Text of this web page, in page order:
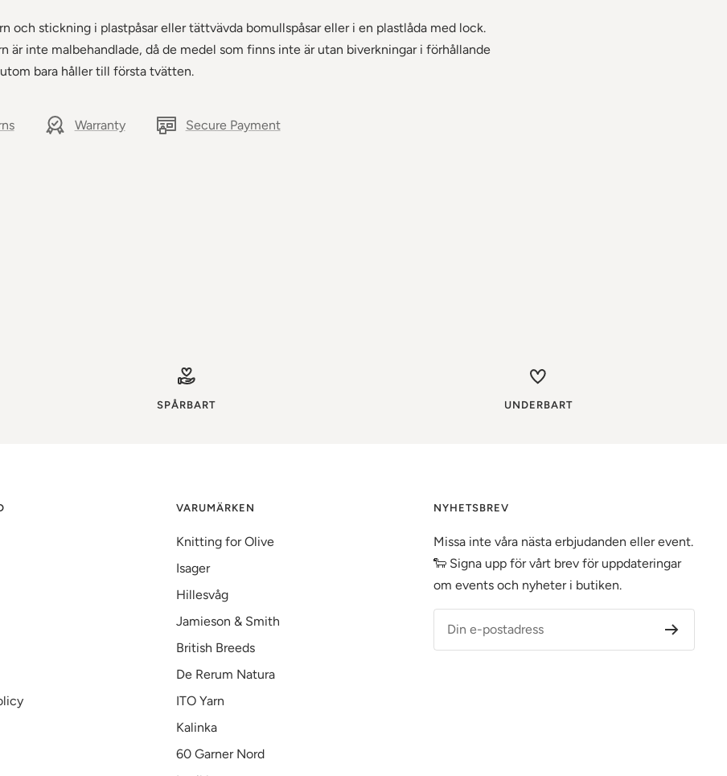
och stickning i plastpåsar eller tättvävda bomullspåsar eller i en plastlåda med lock.
är inte malbehandlade, då de medel som finns inte är utan biverkningar i förhållande
bara håller till första tvätten.
Warranty Secure Payment
SPÅRBART UNDERBART
VARUMÄRKEN
Knitting for Olive
Isager
Hillesvåg
Jamieson & Smith
British Breeds
De Rerum Natura
ITO Yarn
Kalinka
60 Garner Nord
NYHETSBREV
Missa inte våra nästa erbjudanden eller event.
🐑 Signa upp för vårt brev för uppdateringar
om events och nyheter i butiken.
Din e-postadress